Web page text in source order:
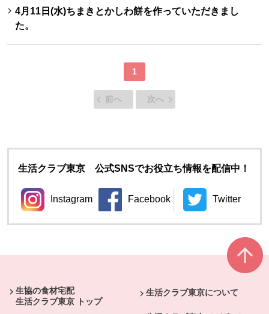
4月11日(水)ちまきとかしわ餅を作っていただきまし
た。
1
前へ 次へ
生活クラブ東京 公式SNSでお役立ち情報を配信中！
Instagram
別のウィンドウで開きます。
Facebook
別のウィンドウで開きます。
Twitter
生協の食材宅配
生活クラブ東京 トップ
生活クラブ東京について